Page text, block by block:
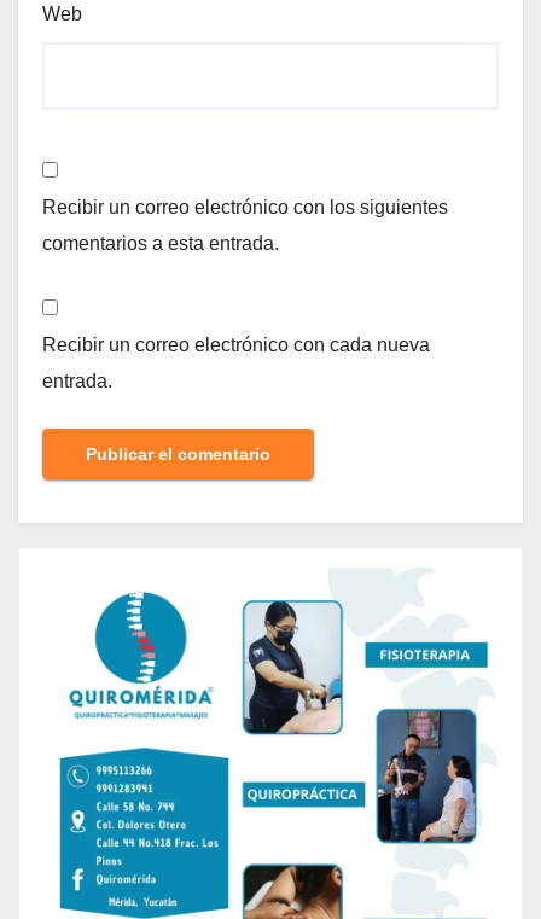
Web
Recibir un correo electrónico con los siguientes
comentarios a esta entrada.
Recibir un correo electrónico con cada nueva
entrada.